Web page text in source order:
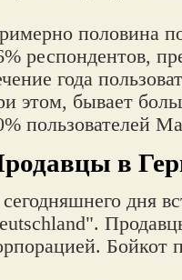
половина
респондентов,
года
этом, бывает
пользователей
в
дня
Бойкот